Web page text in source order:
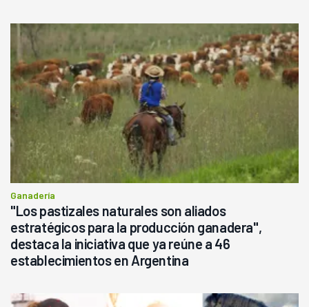
Ganadería
"Los pastizales naturales son aliados
estratégicos para la producción ganadera",
destaca la iniciativa que ya reúne a 46
establecimientos en Argentina